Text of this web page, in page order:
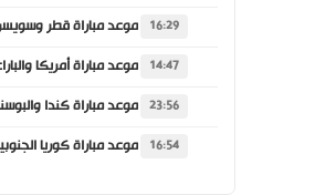
16:29
14:47
23:56
16:54